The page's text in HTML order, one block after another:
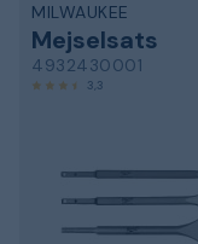
MILWAUKEE
Mejselsats
4932430001
3,3